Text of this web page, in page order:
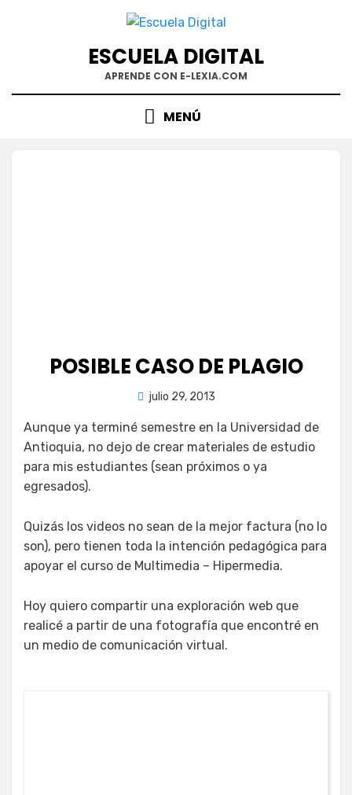
ESCUELA DIGITAL
APRENDE CON E-LEXIA.COM
MENÚ
POSIBLE CASO DE PLAGIO
porjuancadotcom
Publicada
julio 29, 2013
Aunque ya terminé semestre en la Universidad de
Antioquia, no dejo de crear materiales de estudio
para mis estudiantes (sean próximos o ya
egresados).
Quizás los videos no sean de la mejor factura (no lo
son), pero tienen toda la intención pedagógica para
apoyar el curso de Multimedia – Hipermedia.
Hoy quiero compartir una exploración web que
realicé a partir de una fotografía que encontré en
un medio de comunicación virtual.